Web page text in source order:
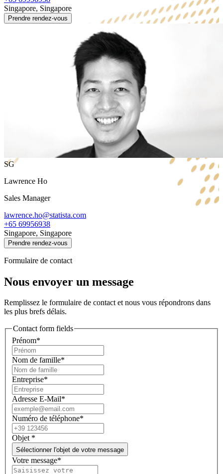
Singapore, Singapore
Prendre rendez-vous
SG
Lawrence Ho
Sales Manager
lawrence.ho@statista.com
+65 69956938
Singapore, Singapore
Prendre rendez-vous
Formulaire de contact
Nous envoyer un message
Remplissez le formulaire de contact et nous vous répondrons dans
les plus brefs délais.
Contact form fields
Prénom*
Nom de famille*
Entreprise*
Adresse E-Mail*
Numéro de téléphone*
Objet *
Sélectionner l'objet de votre message
Votre message*